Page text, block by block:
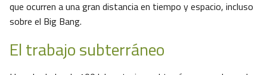
que ocurren a una gran distancia en tiempo y espacio, incluso
sobre el Big Bang.
El trabajo subterráneo